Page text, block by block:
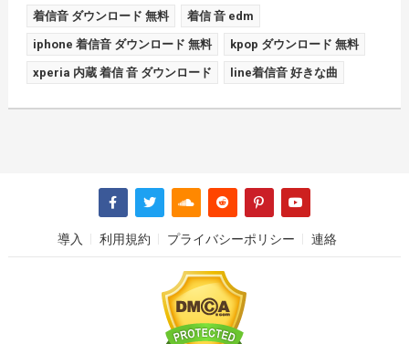
着信音 ダウンロード 無料 着信 音 edm
iphone 着信音 ダウンロード 無料 kpop ダウンロード 無料
xperia 内蔵 着信 音 ダウンロード line着信音 好きな曲
導入 利用規約 プライバシーポリシー 連絡